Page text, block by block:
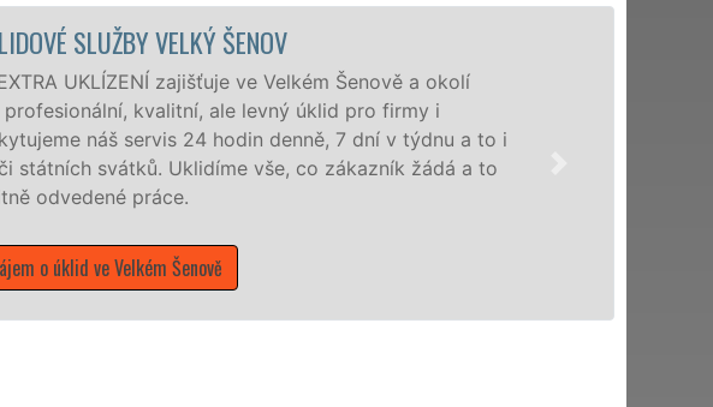
Naše společnost EXTRA UKLÍZENÍ poskytuje
veškeré profesionální úklidové služby NON-
služby nabízíme pro všechny obchodní
domácnosti v celém Ústeckém kraji s jistotou